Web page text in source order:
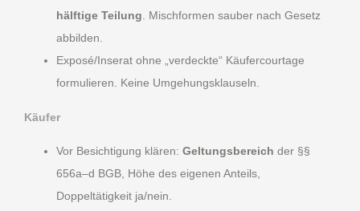
hälftige Teilung . Mischformen sauber nach Gesetz
abbilden.
Exposé/Inserat ohne „verdeckte“ Käufercourtage
formulieren. Keine Umgehungsklauseln.
Käufer
Vor Besichtigung klären: Geltungsbereich der §§
656a–d BGB, Höhe des eigenen Anteils,
Doppeltätigkeit ja/nein.